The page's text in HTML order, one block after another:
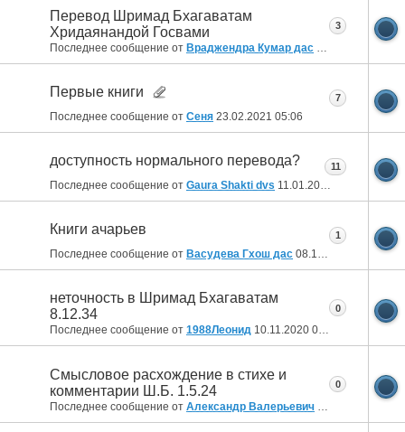
Перевод Шримад Бхагаватам
Хридаянандой Госвами
Последнее сообщение от Враджендра Кумар дас
3
Первые книги
Последнее сообщение от Сеня 23.02.2021 05:06
7
доступность нормального перевода?
Последнее сообщение от Gaura Shakti dvs 11.01.2021
11
Книги ачарьев
Последнее сообщение от Васудева Гхош дас 08.12.2020 14:26
1
неточность в Шримад Бхагаватам
8.12.34
Последнее сообщение от 1988Леонид 10.11.2020 08:40
0
Смысловое расхождение в стихе и
комментарии Ш.Б. 1.5.24
Последнее сообщение от Александр Валерьевич
0